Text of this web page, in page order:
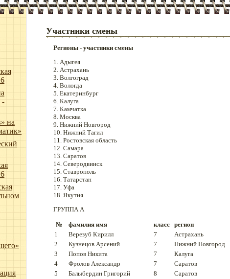
-
на
Участники смены
Регионы - участники смены
1. Адыгея
2. Астрахань
3. Волгоград
4. Вологда
5. Екатеринбург
6. Калуга
7. Камчатка
8. Москва
9. Нижний Новгород
10. Нижний Тагил
11. Ростовская область
12. Самара
13. Саратов
14. Северодвинск
15. Ставрополь
16. Татарстан
17. Уфа
18. Якутия
ГРУППА A
№ фамилия имя класс регион
1
Верезуб Кирилл 7
Астрахань
2
Кузнецов Арсений 7
Нижний Новгород
3
Попов Никита 7
Калуга
4
Фролов Александр 7
Саратов
5
Балыбердин Григорий 8
Саратов